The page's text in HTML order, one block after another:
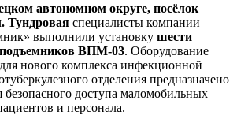
автономном округе, посёлок
Тундроваяспециалисты компании
выполнили установку шести
ВПМ-03. Оборудование
нового комплекса инфекционной
отделения предназначено
безопасного доступа маломобильных
и персонала.